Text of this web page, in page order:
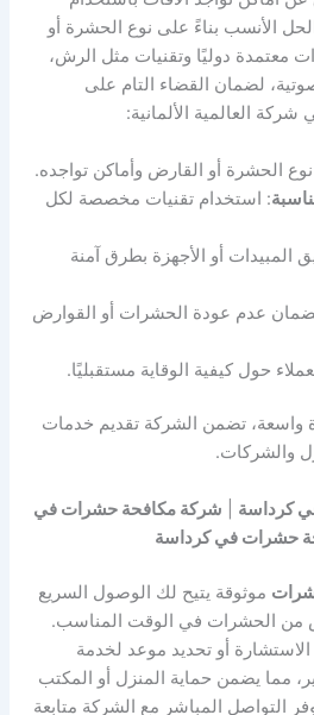
الأنسب بناءً على نوع الحشرة أو
معتمدة دوليًا وتقنيات مثل الرش،
لضمان القضاء التام على
العالمية الألمانية:
الحشرة أو القارض وأماكن تواجده.
: استخدام تقنيات مخصصة لكل
المبيدات أو الأجهزة بطرق آمنة
عدم عودة الحشرات أو القوارض
حول كيفية الوقاية مستقبليًا.
تضمن الشركة تقديم خدمات
والشركات.
كرداسة
شركة مكافحة حشرات في
حشرات في كرداسة
موثوقة يتيح لك الوصول السريع
من الحشرات في الوقت المناسب.
أو تحديد موعد لخدمة
مما يضمن حماية المنزل أو المكتب
التواصل المباشر مع الشركة متابعة